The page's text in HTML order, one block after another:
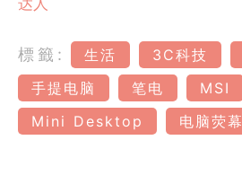
標籤: 生活 3C科技
手提电脑
笔电 MSI
Mini Desktop
电脑荧幕